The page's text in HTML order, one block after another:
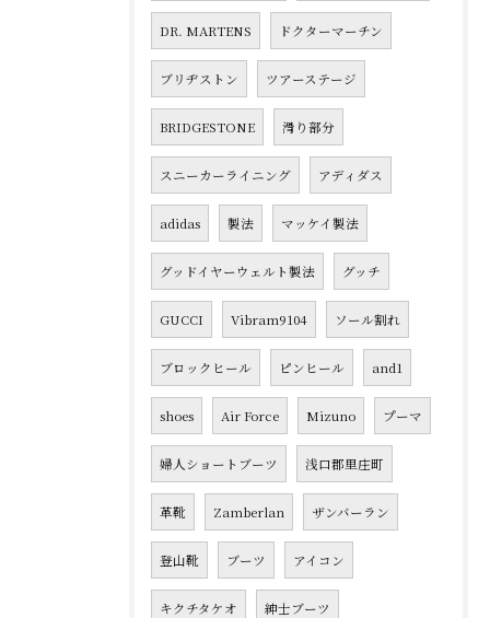
DR. MARTENS ドクターマーチン
ブリヂストン ツアーステージ
BRIDGESTONE 滑り部分
スニーカーライニング アディダス
adidas 製法 マッケイ製法
グッドイヤーウェルト製法 グッチ
GUCCI Vibram9104 ソール割れ
ブロックヒール ピンヒール and1
shoes Air Force Mizuno プーマ
婦人ショートブーツ 浅口郡里庄町
革靴 Zamberlan ザンバーラン
登山靴 ブーツ アイコン
キクチタケオ 紳士ブーツ